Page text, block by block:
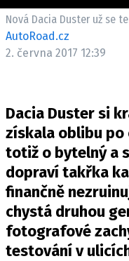
Nová Dacia Duster už se
AutoRoad.cz
2. června 2017 12:39
Dacia Duster si
získala oblibu po
totiž o bytelný a
dopraví takřka
finančně
chystá druhou
fotografové
testování v